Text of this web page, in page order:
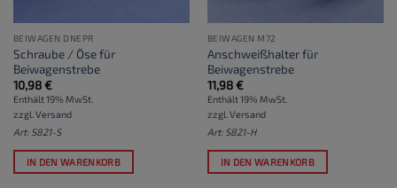
BEIWAGEN DNEPR
Schraube / Öse für
Beiwagenstrebe
10,98€
Enthält 19% MwSt.
zzgl. Versand
Art: S821-S
IN DEN WARENKORB
BEIWAGEN M72
Anschweißhalter für
Beiwagenstrebe
11,98€
Enthält 19% MwSt.
zzgl. Versand
Art: S821-H
IN DEN WARENKORB